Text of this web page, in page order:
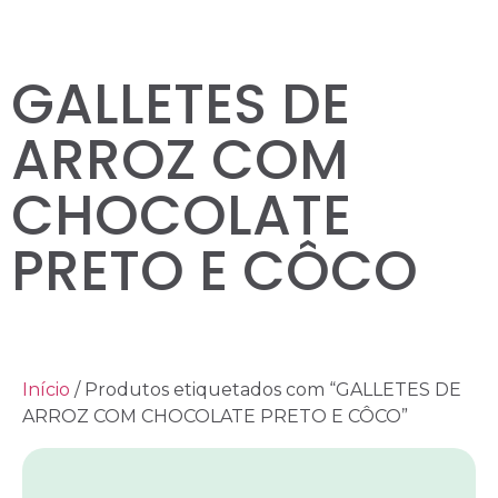
GALLETES DE
ARROZ COM
CHOCOLATE
PRETO E CÔCO
Início / Produtos etiquetados com “GALLETES DE
ARROZ COM CHOCOLATE PRETO E CÔCO”